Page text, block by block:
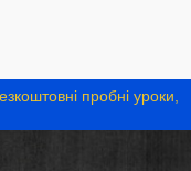
пробні уроки,